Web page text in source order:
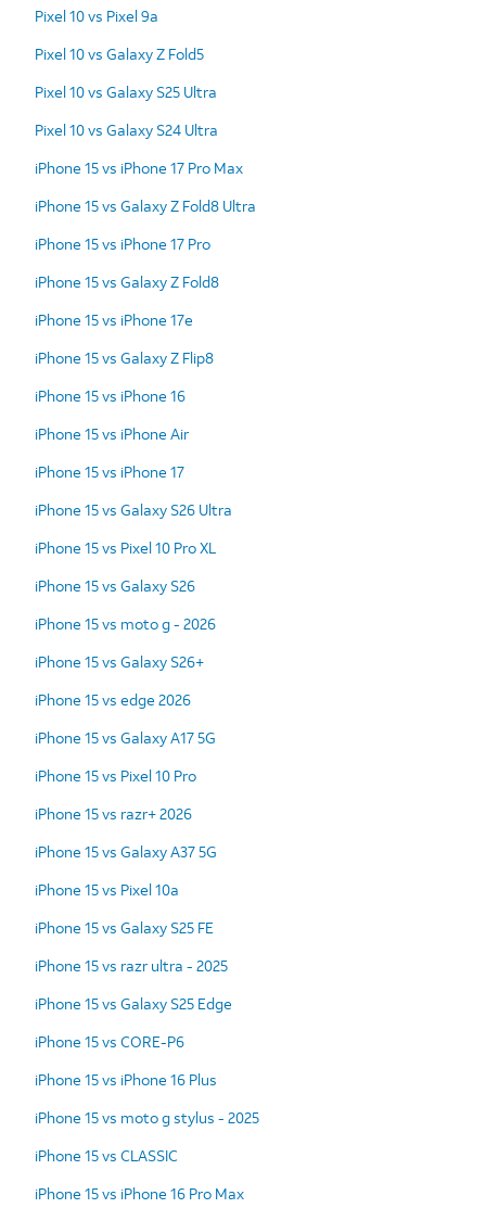
Pixel 10 vs Pixel 9a
Pixel 10 vs Galaxy Z Fold5
Pixel 10 vs Galaxy S25 Ultra
Pixel 10 vs Galaxy S24 Ultra
iPhone 15 vs iPhone 17 Pro Max
iPhone 15 vs Galaxy Z Fold8 Ultra
iPhone 15 vs iPhone 17 Pro
iPhone 15 vs Galaxy Z Fold8
iPhone 15 vs iPhone 17e
iPhone 15 vs Galaxy Z Flip8
iPhone 15 vs iPhone 16
iPhone 15 vs iPhone Air
iPhone 15 vs iPhone 17
iPhone 15 vs Galaxy S26 Ultra
iPhone 15 vs Pixel 10 Pro XL
iPhone 15 vs Galaxy S26
iPhone 15 vs moto g - 2026
iPhone 15 vs Galaxy S26+
iPhone 15 vs edge 2026
iPhone 15 vs Galaxy A17 5G
iPhone 15 vs Pixel 10 Pro
iPhone 15 vs razr+ 2026
iPhone 15 vs Galaxy A37 5G
iPhone 15 vs Pixel 10a
iPhone 15 vs Galaxy S25 FE
iPhone 15 vs razr ultra - 2025
iPhone 15 vs Galaxy S25 Edge
iPhone 15 vs CORE-P6
iPhone 15 vs iPhone 16 Plus
iPhone 15 vs moto g stylus - 2025
iPhone 15 vs CLASSIC
iPhone 15 vs iPhone 16 Pro Max